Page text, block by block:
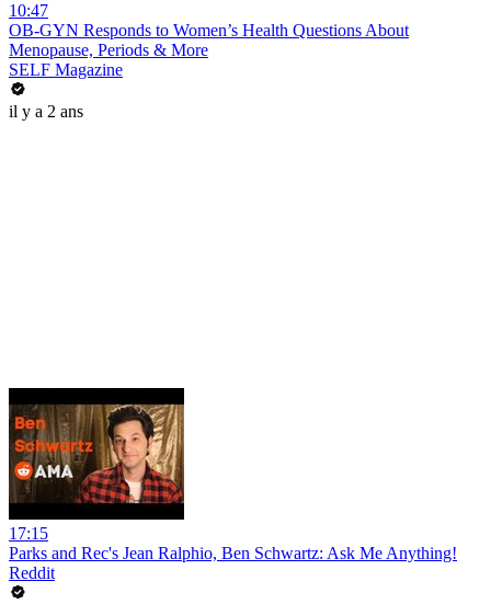
10:47
OB-GYN Responds to Women’s Health Questions About
Menopause, Periods & More
SELF Magazine
il y a 2 ans
17:15
Parks and Rec's Jean Ralphio, Ben Schwartz: Ask Me Anything!
Reddit